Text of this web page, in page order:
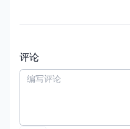
评论